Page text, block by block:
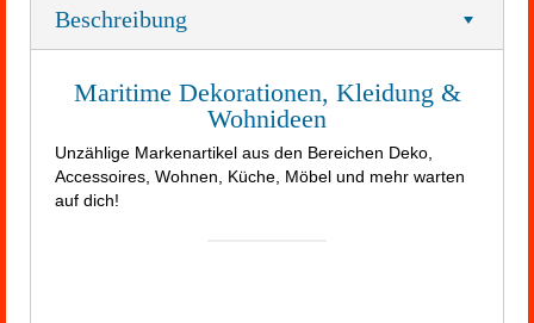
Beschreibung
Maritime Dekorationen, Kleidung &
Wohnideen
Unzählige Markenartikel aus den Bereichen Deko,
Accessoires, Wohnen, Küche, Möbel und mehr warten
auf dich!